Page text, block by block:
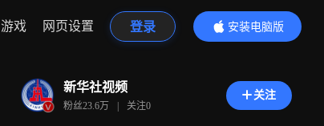
游戏 网页设置 登录
安装电脑版
内容更精彩
新华社视频
粉丝23.6万 | 关注0
关注